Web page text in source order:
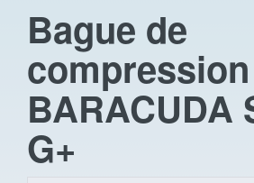
Bague de
compression
BARACUDA
G+